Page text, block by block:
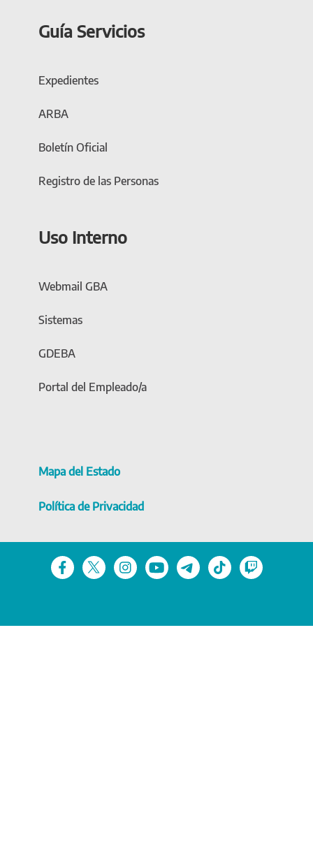
Guía Servicios
Expedientes
ARBA
Boletín Oficial
Registro de las Personas
Uso Interno
Webmail GBA
Sistemas
GDEBA
Portal del Empleado/a
Mapa del Estado
Política de Privacidad